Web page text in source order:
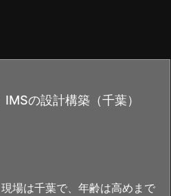
IMSの設計構築（千葉）
場は千葉で、年齢は高めまで